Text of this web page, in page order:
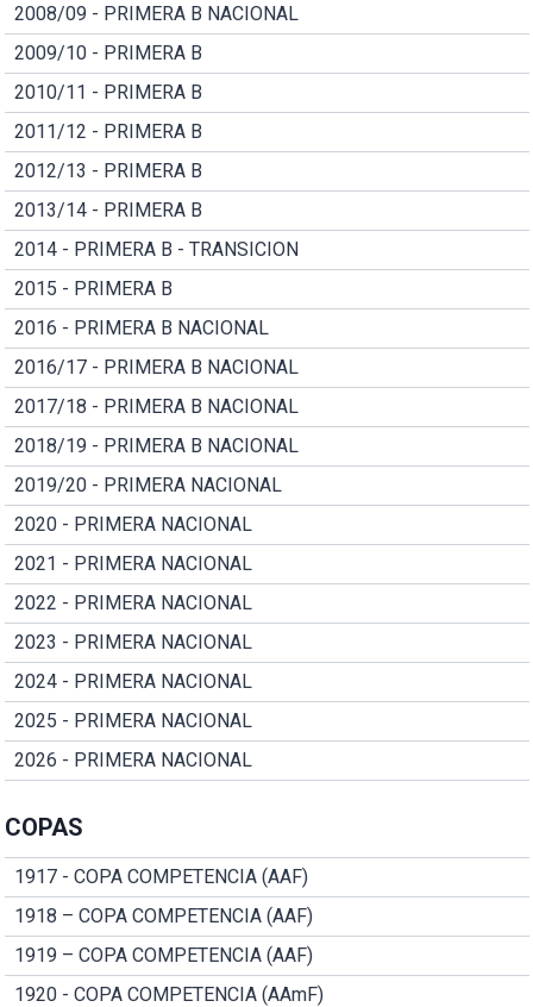
2008/09 - PRIMERA B NACIONAL
2009/10 - PRIMERA B
2010/11 - PRIMERA B
2011/12 - PRIMERA B
2012/13 - PRIMERA B
2013/14 - PRIMERA B
2014 - PRIMERA B - TRANSICION
2015 - PRIMERA B
2016 - PRIMERA B NACIONAL
2016/17 - PRIMERA B NACIONAL
2017/18 - PRIMERA B NACIONAL
2018/19 - PRIMERA B NACIONAL
2019/20 - PRIMERA NACIONAL
2020 - PRIMERA NACIONAL
2021 - PRIMERA NACIONAL
2022 - PRIMERA NACIONAL
2023 - PRIMERA NACIONAL
2024 - PRIMERA NACIONAL
2025 - PRIMERA NACIONAL
2026 - PRIMERA NACIONAL
COPAS
1917 - COPA COMPETENCIA (AAF)
1918 – COPA COMPETENCIA (AAF)
1919 – COPA COMPETENCIA (AAF)
1920 - COPA COMPETENCIA (AAmF)